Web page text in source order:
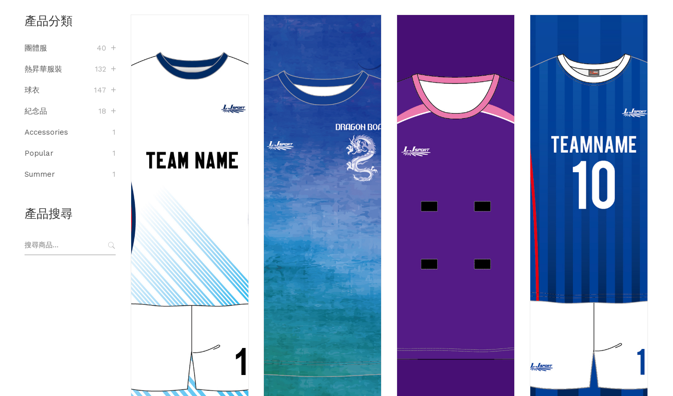
產品分類
團體服 40
熱昇華服裝 132
球衣 147
紀念品 18
Accessories 1
Popular 1
Summer 1
產品搜尋
搜
尋